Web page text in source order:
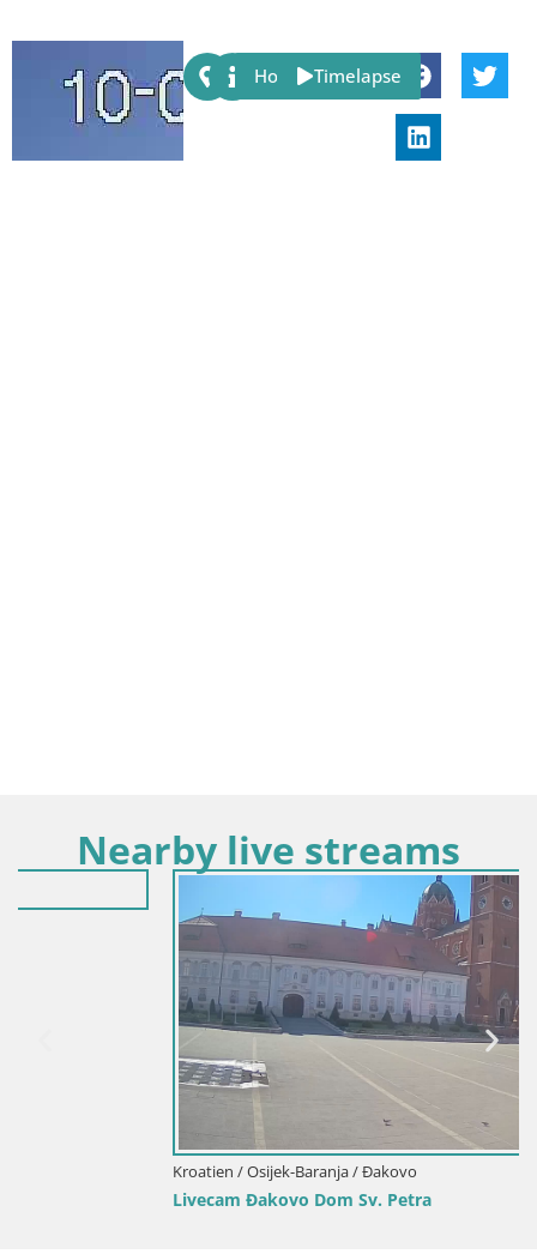
Share:
Host Timelapse
Nearby live streams
Kroatien / Osijek-Baranja / Đakovo
Livecam Đakovo Dom Sv. Petra